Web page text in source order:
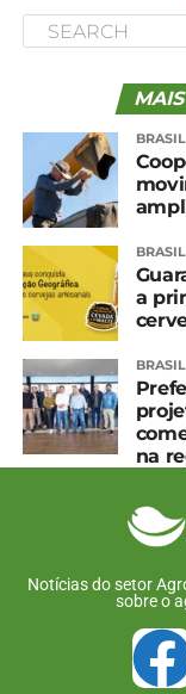
BRASIL
BRASIL
a
BRASIL
na
Notícias do setor
sobre o